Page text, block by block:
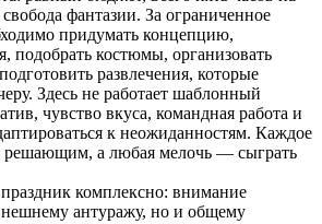
фантазии. За ограниченное
придумать концепцию,
подобрать костюмы, организовать
развлечения, которые
Здесь не работает шаблонный
чувство вкуса, командная работа и
к неожиданностям. Каждое
решающим, а любая мелочь — сыграть
комплексно: внимание
антуражу, но и общему